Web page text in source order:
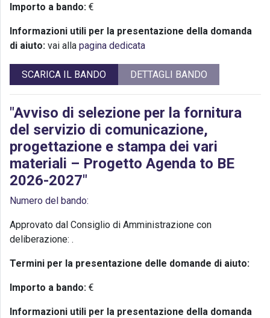
Importo a bando: €
Informazioni utili per la presentazione della domanda
di aiuto: vai alla pagina dedicata
SCARICA IL BANDO DETTAGLI BANDO
"Avviso di selezione per la fornitura
del servizio di comunicazione,
progettazione e stampa dei vari
materiali – Progetto Agenda to BE
2026-2027"
Numero del bando:
Approvato dal Consiglio di Amministrazione con
deliberazione: .
Termini per la presentazione delle domande di aiuto:
Importo a bando: €
Informazioni utili per la presentazione della domanda